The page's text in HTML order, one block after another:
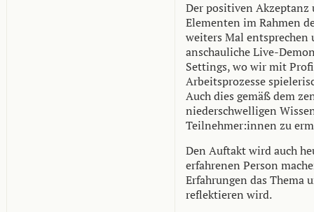
Der positiven
Elementen im Rahmen
weiters Mal
anschauliche Live-
Settings, wo wir mit
Arbeitsprozesse
Auch dies gemäß dem
niederschwelligen
Teilnehmer:innen zu
Den Auftakt wird auch
erfahrenen Person
Erfahrungen das Thema
reflektieren wird.